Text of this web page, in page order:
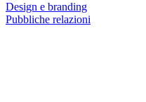
Design e branding
Pubbliche relazioni